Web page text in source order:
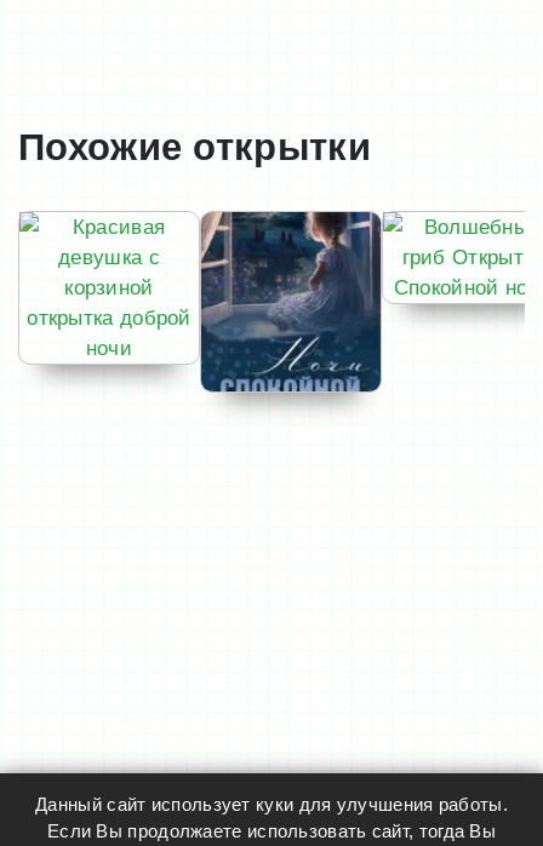
Похожие открытки
Данный сайт использует куки для улучшения работы.
Если Вы продолжаете использовать сайт, тогда Вы